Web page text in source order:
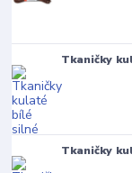
Tkaničky
Tkaničky